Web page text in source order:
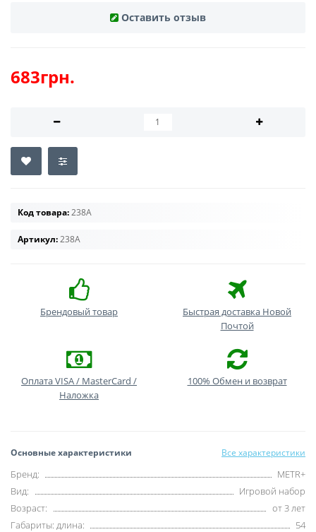
Оставить отзыв
683грн.
Код товара:238A
Артикул:238A
Брендовый товар
Быстрая доставка Новой
Почтой
Оплата VISA / MasterCard /
Наложка
100% Обмен и возврат
Основные характеристики Все характеристики
Бренд:
METR+
Вид:
Игровой набор
Возраст:
от 3 лет
Габариты: длина:
54